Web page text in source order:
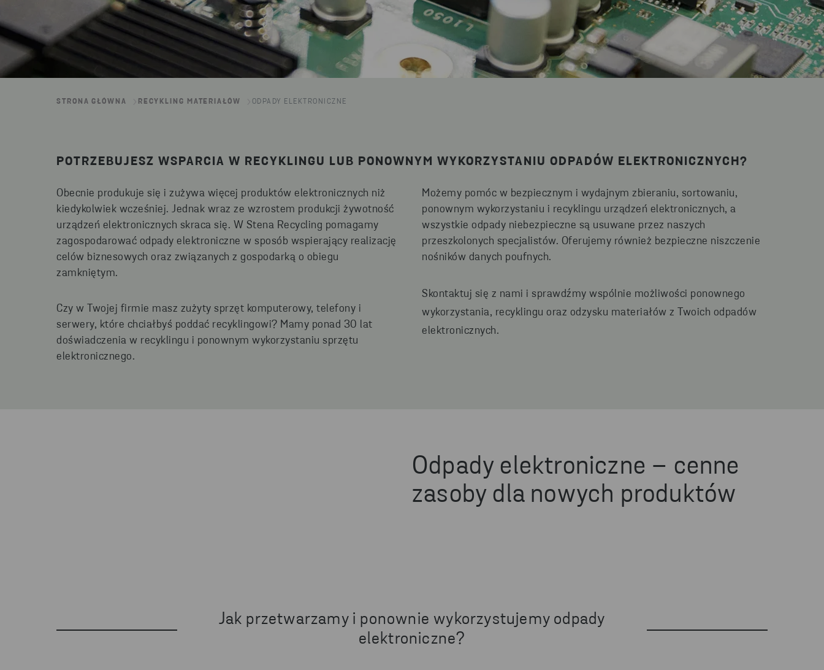
STRONA GŁÓWNA RECYKLING MATERIAŁÓW ODPADY ELEKTRONICZNE
POTRZEBUJESZ WSPARCIA W RECYKLINGU LUB PONOWNYM WYKORZYSTANIU ODPADÓW ELEKTRONICZNYCH?
Obecnie produkuje się i zużywa więcej produktów elektronicznych niż
kiedykolwiek wcześniej. Jednak wraz ze wzrostem produkcji żywotność
urządzeń elektronicznych skraca się. W Stena Recycling pomagamy
zagospodarować odpady elektroniczne w sposób wspierający realizację
celów biznesowych oraz związanych z gospodarką o obiegu
zamkniętym.
Czy w Twojej firmie masz zużyty sprzęt komputerowy, telefony i
serwery, które chciałbyś poddać recyklingowi? Mamy ponad 30 lat
doświadczenia w recyklingu i ponownym wykorzystaniu sprzętu
elektronicznego.
Możemy pomóc w bezpiecznym i wydajnym zbieraniu, sortowaniu,
ponownym wykorzystaniu i recyklingu urządzeń elektronicznych, a
wszystkie odpady niebezpieczne są usuwane przez naszych
przeszkolonych specjalistów. Oferujemy również bezpieczne niszczenie
nośników danych poufnych.
Skontaktuj się z nami i sprawdźmy wspólnie możliwości ponownego
wykorzystania, recyklingu oraz odzysku materiałów z Twoich odpadów
elektronicznych.
Odpady elektroniczne – cenne
zasoby dla nowych produktów
Jak przetwarzamy i ponownie wykorzystujemy odpady
elektroniczne?